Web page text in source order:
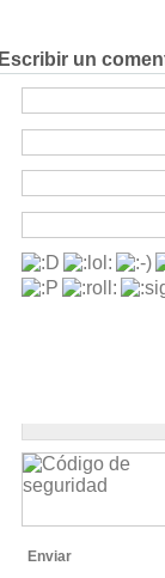
Escribir un
Enviar